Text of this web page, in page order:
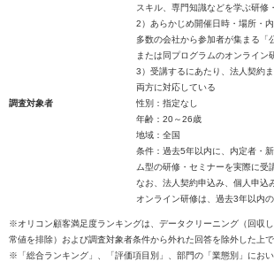
スキル、専門知識などを学ぶ研修
2）あらかじめ開催日時・場所・
多数の会社から参加者が集まる「
または同プログラムのオンライン
3）受講するにあたり、法人契約
両方に対応している
調査対象者
性別：指定なし
年齢：20～26歳
地域：全国
条件：過去5年以内に、内定者・
ム型の研修・セミナーを実際に受
なお、法人契約申込み、個人申込
オンライン研修は、過去3年以内
※オリコン顧客満足度ランキングは、データクリーニング（回収
常値を排除）および調査対象者条件から外れた回答を除外した上で
※「総合ランキング」、「評価項目別」、部門の「業態別」にお